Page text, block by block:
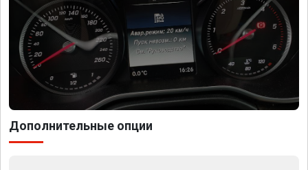
Дополнительные опции